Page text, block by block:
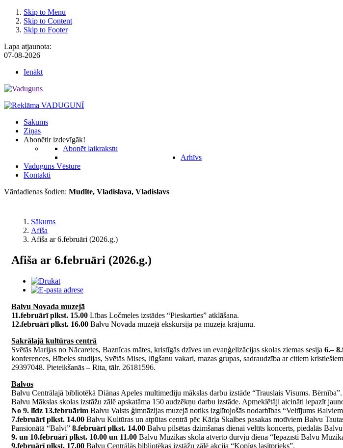
Skip to Menu
Skip to Content
Skip to Footer
Lapa atjaunota:
07-08-2026
Ienākt
Sākums
Ziņas
Abonētir izdevīgāk!
Abonēt laikrakstu
Arhīvs
Vaduguns Vēsture
Kontakti
Vārdadienas šodien: Mudīte, Vladislava, Vladislavs
Sākums
Afiša
Afiša ar 6.februāri (2026.g.)
Afiša ar 6.februāri (2026.g.)
Balvu Novada muzejā
11.februārī plkst. 15.00 Lības Ločmeles izstādes “Pieskarties” atklāšana.
12.februārī plkst. 16.00 Balvu Novada muzejā ekskursija pa muzeja krājumu.
Sakrālajā kultūras centrā
Svētās Marijas no Nācaretes, Baznīcas mātes, kristīgās dzīves un evaņģelizācijas skolas ziemas sesija 6.–
konferences, Bībeles studijas, Svētās Mises, lūgšanu vakari, mazas grupas, sadraudzība ar citiem
29397048. Pieteikšanās – Rita, tālr. 26181596.
Balvos
Balvu Centrālajā bibliotēkā Diānas Apeles multimediju mākslas darbu izstāde “Trauslais Visums. Bērnība”.
Balvu Mākslas skolas izstāžu zālē apskatāma 150 audzēkņu darbu izstāde. Apmeklētāji aicināti iepazīt
No 9. līdz 13.februārim Balvu Valsts ģimnāzijas muzejā notiks izglītojošās nodarbības “Veltījums
7.februārī plkst. 14.00 Balvu Kultūras un atpūtas centrā pēc Kārļa Skalbes pasakas motīviem Balvu
Pansionātā “Balvi” 8.februārī plkst. 14.00 Balvu pilsētas dzimšanas dienai veltīts koncerts, piedalās
9. un 10.februārī plkst. 10.00 un 11.00 Balvu Mūzikas skolā atvērto durvju diena “Iepazīsti Balvu
9.februārī plkst. 17.00 Balvu Centrālās bibliotēkas izstāžu zālē akcija “Kopīgs lasītprieks”.